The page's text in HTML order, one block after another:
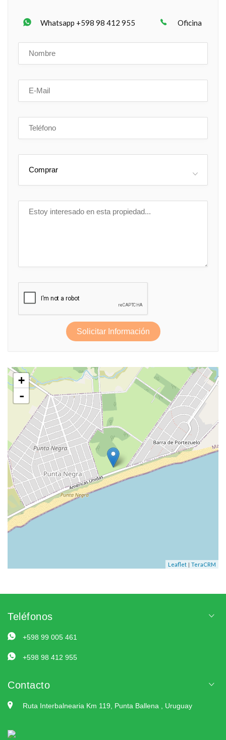
Whatsapp +598 98 412 955 Oficina
Comprar
Solicitar Información
+
-
Leaflet | TeraCRM
Teléfonos
+598 99 005 461
+598 98 412 955
Contacto
Ruta Interbalnearia Km 119, Punta Ballena , Uruguay